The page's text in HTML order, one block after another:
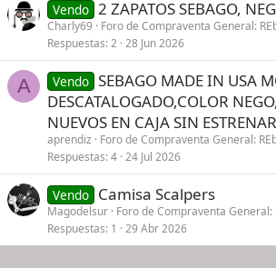
Vendo 2 ZAPATOS SEBAGO,
Charly69
Foro de Compraventa General:
Respuestas 2 28 Jun 2026
A Vendo SEBAGO MADE IN USA
DESCATALOGADO,COLOR
NUEVOS EN CAJA SIN
aprendiz
Foro de Compraventa General:
Respuestas 4 24 Jul 2026
Vendo Camisa Scalpers
Magodelsur Foro de Compraventa General:
Respuestas 1 29 Abr 2026